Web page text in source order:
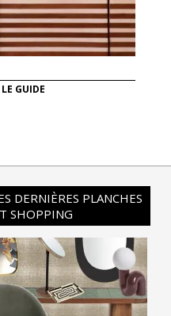
GUIDE
DERNIÈRES PLANCHES
SHOPPING